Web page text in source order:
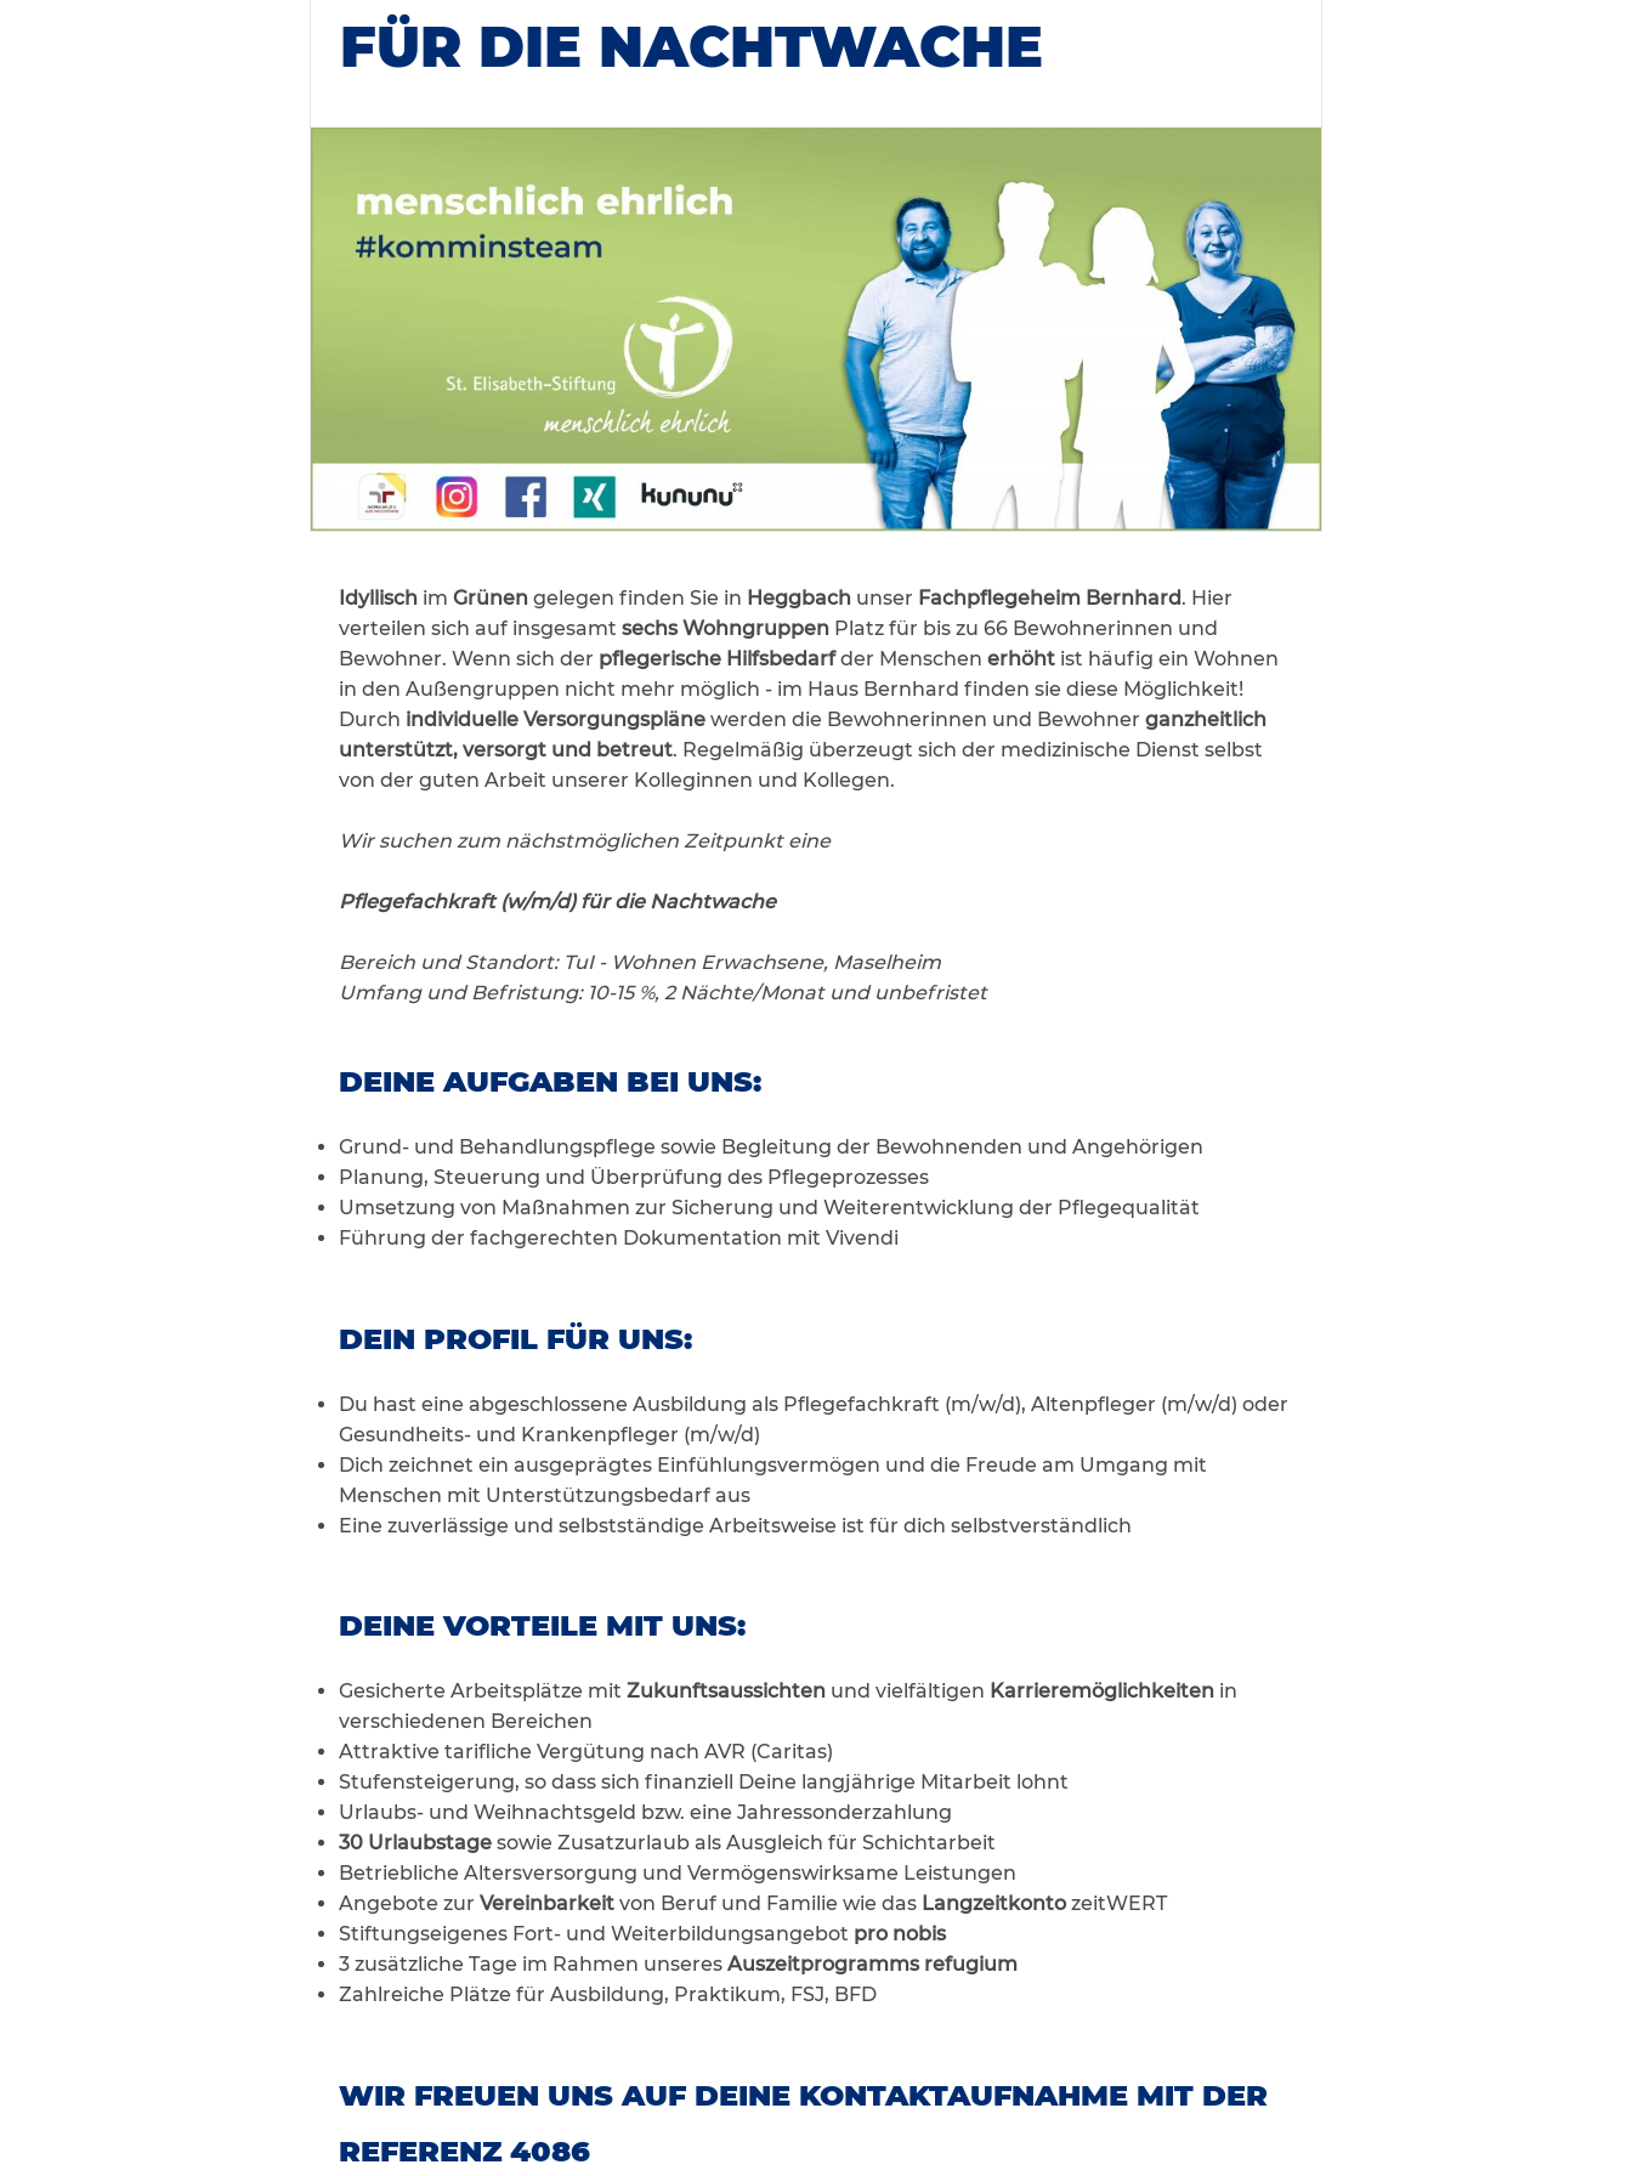
FÜR DIE NACHTWACHE
Idyllisch im Grünen gelegen finden Sie in Heggbach unser Fachpflegeheim Bernhard. Hier
verteilen sich auf insgesamt sechs Wohngruppen Platz für bis zu 66 Bewohnerinnen und
Bewohner. Wenn sich der pflegerische Hilfsbedarfder Menschen erhöht ist häufig ein Wohnen
in den Außengruppen nicht mehr möglich - im Haus Bernhard finden sie diese Möglichkeit!
Durch individuelle Versorgungspläne werden die Bewohnerinnen und Bewohner ganzheitlich
unterstützt, versorgt und betreut. Regelmäßig überzeugt sich der medizinische Dienst selbst
von der guten Arbeit unserer Kolleginnen und Kollegen.
Wir suchen zum nächstmöglichen Zeitpunkt eine
Pflegefachkraft (w/m/d) für die Nachtwache
Bereich und Standort: TuI - Wohnen Erwachsene, Maselheim
Umfang und Befristung: 10-15 %, 2 Nächte/Monat und unbefristet
DEINE AUFGABEN BEI UNS:
Grund- und Behandlungspflege sowie Begleitung der Bewohnenden und Angehörigen
Planung, Steuerung und Überprüfung des Pflegeprozesses
Umsetzung von Maßnahmen zur Sicherung und Weiterentwicklung der Pflegequalität
Führung der fachgerechten Dokumentation mit Vivendi
DEIN PROFIL FÜR UNS:
Du hast eine abgeschlossene Ausbildung als Pflegefachkraft (m/w/d), Altenpfleger (m/w/d) oder
Gesundheits- und Krankenpfleger (m/w/d)
Dich zeichnet ein ausgeprägtes Einfühlungsvermögen und die Freude am Umgang mit
Menschen mit Unterstützungsbedarf aus
Eine zuverlässige und selbstständige Arbeitsweise ist für dich selbstverständlich
DEINE VORTEILE MIT UNS:
Gesicherte Arbeitsplätze mit Zukunftsaussichten und vielfältigen Karrieremöglichkeiten in
verschiedenen Bereichen
Attraktive tarifliche Vergütung nach AVR (Caritas)
Stufensteigerung, so dass sich finanziell Deine langjährige Mitarbeit lohnt
Urlaubs- und Weihnachtsgeld bzw. eine Jahressonderzahlung
30 Urlaubstage sowie Zusatzurlaub als Ausgleich für Schichtarbeit
Betriebliche Altersversorgung und Vermögenswirksame Leistungen
Angebote zur Vereinbarkeit von Beruf und Familie wie das Langzeitkonto zeitWERT
Stiftungseigenes Fort- und Weiterbildungsangebot pro nobis
3 zusätzliche Tage im Rahmen unseres Auszeitprogramms refugium
Zahlreiche Plätze für Ausbildung, Praktikum, FSJ, BFD
WIR FREUEN UNS AUF DEINE KONTAKTAUFNAHME MIT DER
REFERENZ 4086